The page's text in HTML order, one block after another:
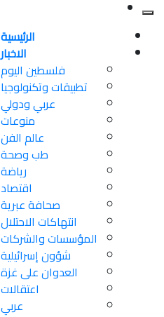
الرئيسية
الاخبار
فلسطين اليوم
تطبيقات وتكنولوجيا
عربي ودولي
منوعات
عالم الفن
طب وصحة
رياضة
اقتصاد
صحافة عبرية
انتهاكات الاحتلال
المؤسسات والشركات
شؤون إسرائيلية
العدوان على غزة
اعتقالات
عربي